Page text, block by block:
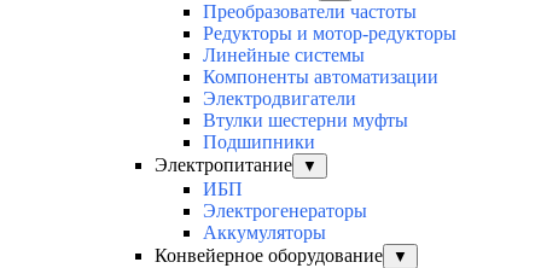
Преобразователи частоты
Редукторы и мотор-редукторы
Линейные системы
Компоненты автоматизации
Электродвигатели
Втулки шестерни муфты
Подшипники
Электропитание
▼
ИБП
Электрогенераторы
Аккумуляторы
Конвейерное оборудование
▼